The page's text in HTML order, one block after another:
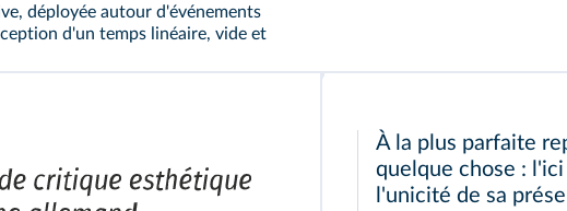
déployée autour d'événements
d'un temps linéaire, vide et
À la plus parfaite
quelque chose :
l'unicité de sa